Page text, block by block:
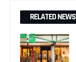
RELATED NEWS